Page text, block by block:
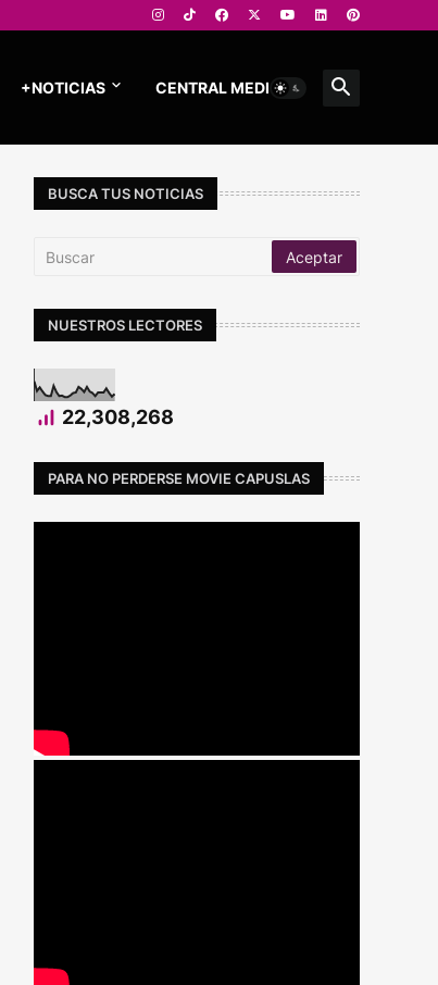
+NOTICIAS CENTRAL MEDIOS
BUSCA TUS NOTICIAS
NUESTROS LECTORES
22,308,268
PARA NO PERDERSE MOVIE CAPUSLAS